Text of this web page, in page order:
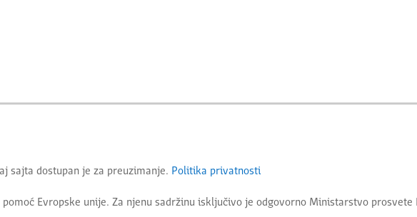
sajta dostupan je za preuzimanje. Politika privatnosti
Evropske unije. Za njenu sadržinu isključivo je odgovorno Ministarstvo prosvete